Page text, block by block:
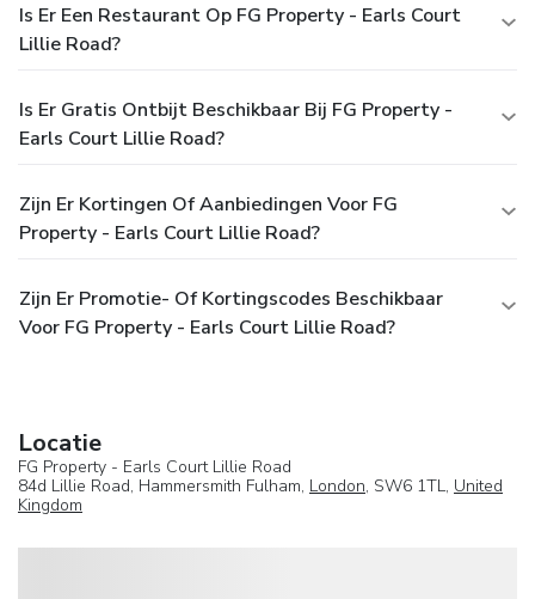
Is Er Een Restaurant Op FG Property - Earls Court
Lillie Road?
Is Er Gratis Ontbijt Beschikbaar Bij FG Property -
Earls Court Lillie Road?
Zijn Er Kortingen Of Aanbiedingen Voor FG
Property - Earls Court Lillie Road?
Zijn Er Promotie- Of Kortingscodes Beschikbaar
Voor FG Property - Earls Court Lillie Road?
Locatie
FG Property - Earls Court Lillie Road
84d Lillie Road, Hammersmith Fulham, London, SW6 1TL, United
Kingdom